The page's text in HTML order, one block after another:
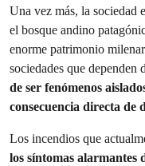
Una vez más, la sociedad
el bosque andino
enorme patrimonio
sociedades que dependen
de ser fenómenos
consecuencia directa de
Los incendios que
los síntomas alarmantes